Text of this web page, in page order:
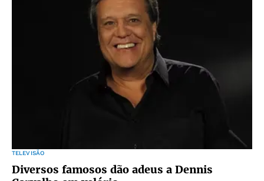
TELEVISÃO
Diversos famosos dão adeus a Dennis